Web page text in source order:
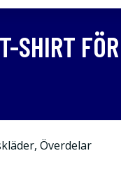
SHIRT
, Överdelar